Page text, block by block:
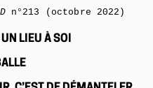
n°213 (octobre 2022)
LIEU À SOI